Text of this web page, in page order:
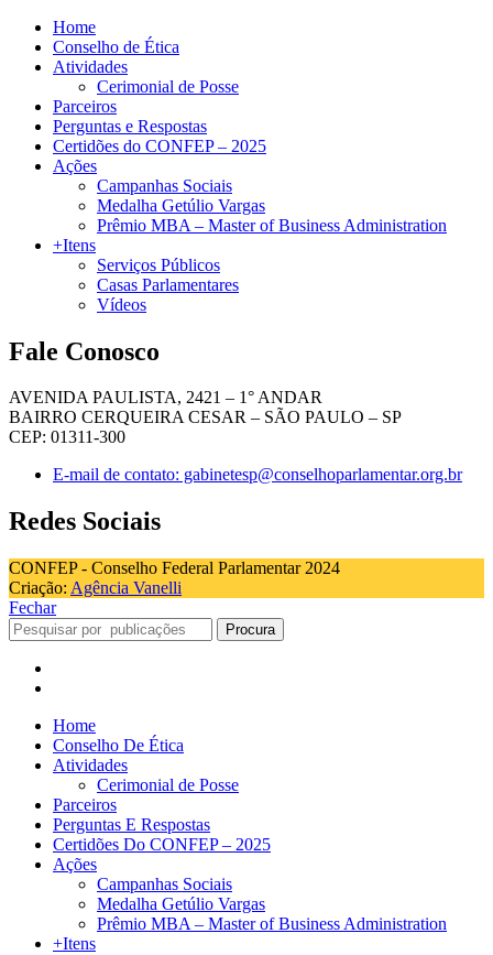
Home
Conselho de Ética
Atividades
Cerimonial de Posse
Parceiros
Perguntas e Respostas
Certidões do CONFEP – 2025
Ações
Campanhas Sociais
Medalha Getúlio Vargas
Prêmio MBA – Master of Business Administration
+Itens
Serviços Públicos
Casas Parlamentares
Vídeos
Fale Conosco
AVENIDA PAULISTA, 2421 – 1° ANDAR
BAIRRO CERQUEIRA CESAR – SÃO PAULO – SP
CEP: 01311-300
E-mail de contato: gabinetesp@conselhoparlamentar.org.br
Redes Sociais
CONFEP - Conselho Federal Parlamentar 2024
Criação: Agência Vanelli
Fechar
Procura
Home
Conselho De Ética
Atividades
Cerimonial de Posse
Parceiros
Perguntas E Respostas
Certidões Do CONFEP – 2025
Ações
Campanhas Sociais
Medalha Getúlio Vargas
Prêmio MBA – Master of Business Administration
+Itens